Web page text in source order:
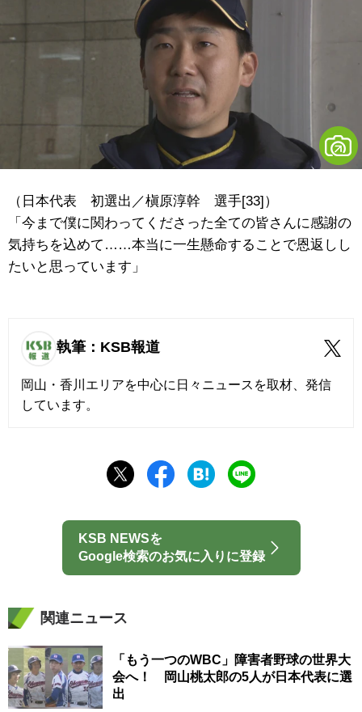
（日本代表 初選出／槇原淳幹 選手[33]）
「今まで僕に関わってくださった全ての皆さんに感謝の
気持ちを込めて……本当に一生懸命することで恩返しし
たいと思っています」
執筆：KSB報道
岡山・香川エリアを中心に日々ニュースを取材、発信
しています。
KSB NEWSを
Google検索のお気に入りに登録
関連ニュース
「もう一つのWBC」障害者野球の世界大
会へ！ 岡山桃太郎の5人が日本代表に選
出